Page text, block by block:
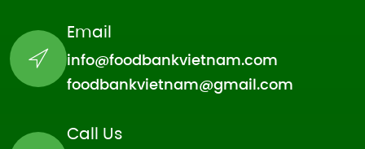
Email
info@foodbankvietnam.com
foodbankvietnam@gmail.com
Call Us